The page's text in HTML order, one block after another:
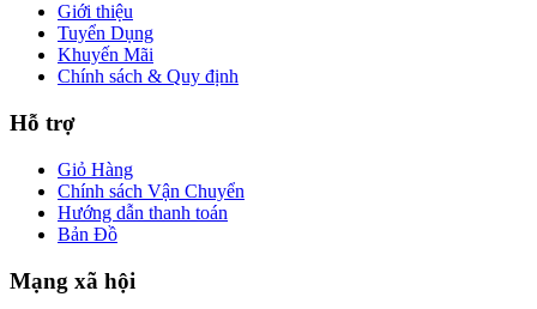
Giới thiệu
Tuyển Dụng
Khuyến Mãi
Chính sách & Quy định
Hỗ trợ
Giỏ Hàng
Chính sách Vận Chuyển
Hướng dẫn thanh toán
Bản Đồ
Mạng xã hội